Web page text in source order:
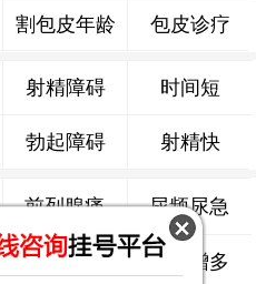
割包皮年龄 包皮诊疗
射精障碍
勃起障碍
时间短
射精快
前列腺痛 尿频尿急
排尿不畅 夜尿增多